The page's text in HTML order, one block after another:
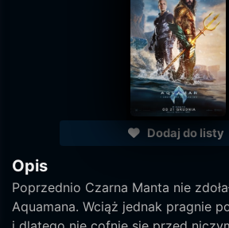
Dodaj do listy
Opis
Poprzednio Czarna Manta nie
Aquamana. Wciąż jednak pragnie